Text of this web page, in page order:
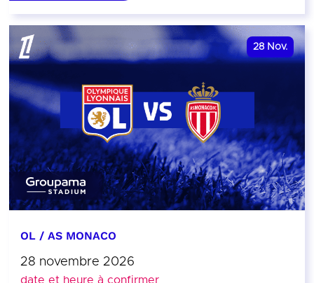
28 Nov.
OL / AS MONACO
28 novembre 2026
date et heure à confirmer